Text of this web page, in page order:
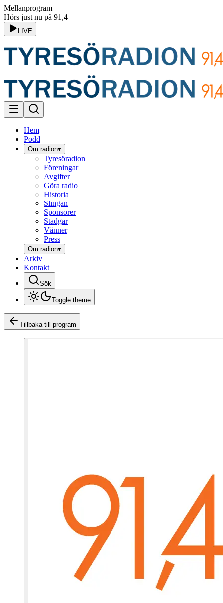
Mellanprogram
Hörs just nu på 91,4
LIVE
Hem
Podd
Om radion▾
Tyresöradion
Föreningar
Avgifter
Göra radio
Historia
Slingan
Sponsorer
Stadgar
Vänner
Press
Om radion▾
Arkiv
Kontakt
Sök
Toggle theme
Tillbaka till program